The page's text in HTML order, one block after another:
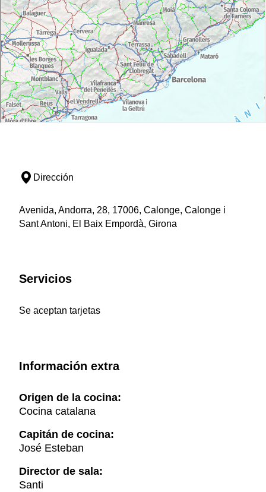
Dirección
Avenida, Andorra, 28, 17006, Calonge, Calonge i
Sant Antoni, El Baix Empordà, Girona
Servicios
Se aceptan tarjetas
Información extra
Origen de la cocina:
Cocina catalana
Capitán de cocina:
José Esteban
Director de sala:
Santi